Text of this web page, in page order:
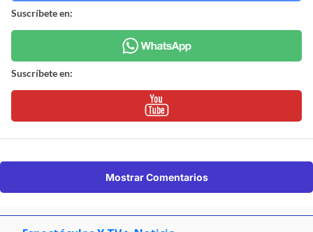
Suscríbete en:
Suscríbete en:
Mostrar Comentarios